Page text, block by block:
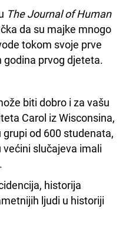
The Journal of Human
da su majke mnogo
tokom svoje prve
prvog djeteta.
biti dobro i za vašu
Carol iz Wisconsina,
od 600 studenata,
slučajeva imali
historija
ljudi u historiji